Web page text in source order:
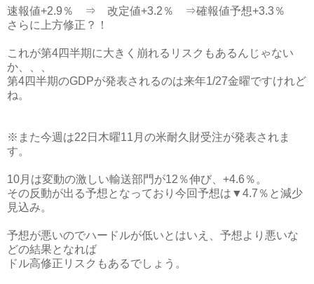
速報値+2.9％ ⇒ 改定値+3.2％ ⇒確報値予想+3.3％
さらに上方修正？！
これが第4四半期に大きく崩れるリスクもあるんじゃない
か、、、
第4四半期のGDPが発表されるのは来年1/27金曜ですけれど
ね。
※また今週は22日木曜11月の米耐久財受注が発表されま
す。
10月は変動の激しい輸送部門が12％伸び、+4.6％。
その反動が出る予想となっており今回予想は▼4.7％と減少
見込み。
予想が悪いのでハードルが低いとはいえ、予想より悪いな
どの結果となれば
ドル高修正リスクもあるでしょう。